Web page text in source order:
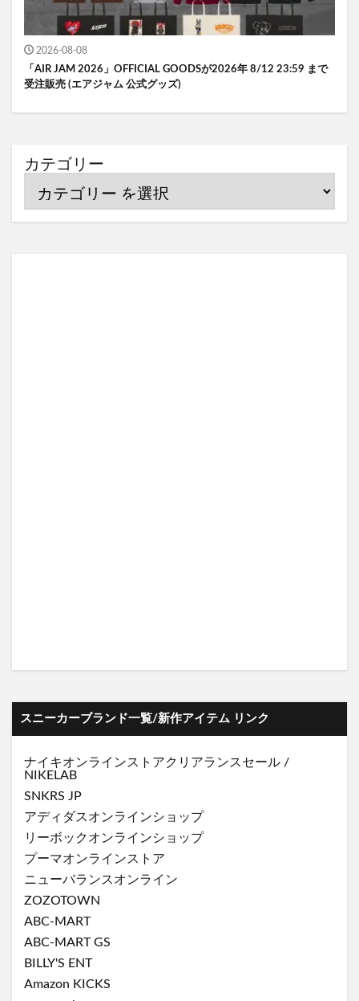
2026-08-08
「AIR JAM 2026」OFFICIAL GOODSが2026年 8/12 23:59 まで
受注販売 (エアジャム 公式グッズ)
カテゴリー
スニーカーブランド一覧/新作アイテム リンク
ナイキオンラインストアクリアランスセール /
NIKELAB
SNKRS JP
アディダスオンラインショップ
リーボックオンラインショップ
プーマオンラインストア
ニューバランスオンライン
ZOZOTOWN
ABC-MART
ABC-MART GS
BILLY'S ENT
Amazon KICKS